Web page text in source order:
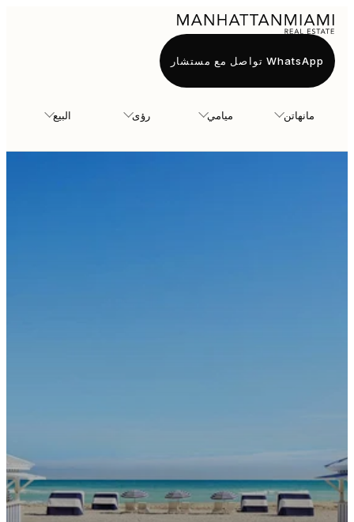
مانهاتن ميامي رؤى البيع
WhatsApp تواصل مع مستشار